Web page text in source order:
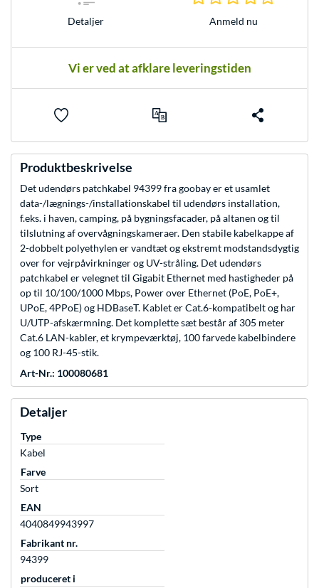
Detaljer Anmeld nu
Vi er ved at afklare leveringstiden
Produktbeskrivelse
Det udendørs patchkabel 94399 fra goobay er et usamlet
data-/lægnings-/installationskabel til udendørs installation,
f.eks. i haven, camping, på bygningsfacader, på altanen og til
tilslutning af overvågningskameraer. Den stabile kabelkappe af
2-dobbelt polyethylen er vandtæt og ekstremt modstandsdygtig
over for vejrpåvirkninger og UV-stråling. Det udendørs
patchkabel er velegnet til Gigabit Ethernet med hastigheder på
op til 10/100/1000 Mbps, Power over Ethernet (PoE, PoE+,
UPoE, 4PPoE) og HDBaseT. Kablet er Cat.6-kompatibelt og har
U/UTP-afskærmning. Det komplette sæt består af 305 meter
Cat.6 LAN-kabler, et krympeværktøj, 100 farvede kabelbindere
og 100 RJ-45-stik.
Art-Nr.: 100080681
Detaljer
Type
Kabel
Farve
Sort
EAN
4040849943997
Fabrikant nr.
94399
produceret i